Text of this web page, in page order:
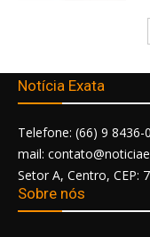
Notícia Exata
Telefone: (66) 9 8436-
mail:
Setor A, Centro, CEP:
Sobre nós